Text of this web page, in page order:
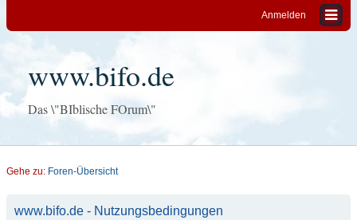
Anmelden
www.bifo.de
Das \"BIblische FOrum\"
Gehe zu: Foren-Übersicht
www.bifo.de - Nutzungsbedingungen